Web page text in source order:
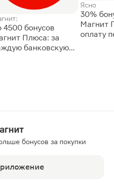
4500 бонусов
Плюса: за
банковскую
Ясно
30%
Магнит
оплату
бонусов за покупки